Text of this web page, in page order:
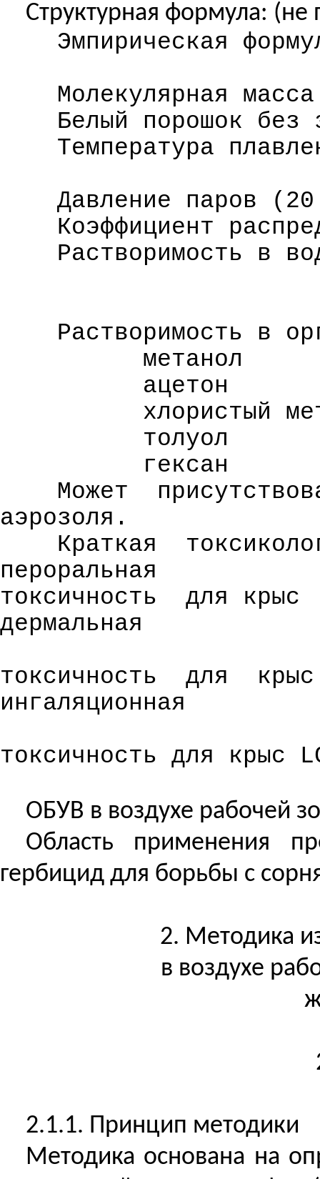
Структурная формула: (не
Эмпирическая
Молекулярная
Белый порошок без
Температура
Давление паров
Коэффициент
Растворимость в
Растворимость в
метанол
ацетон
хлористый
толуол
гексан
Может
аэрозоля.
Краткая
пероральная
токсичность
для крыс
дермальная
токсичность
для
крыс
ингаляционная
токсичность для крыс
ОБУВ в воздухе рабочей
Область применения
гербицид для борьбы с
2. Методика
в воздухе
2.1.1. Принцип методики
Методика основана на